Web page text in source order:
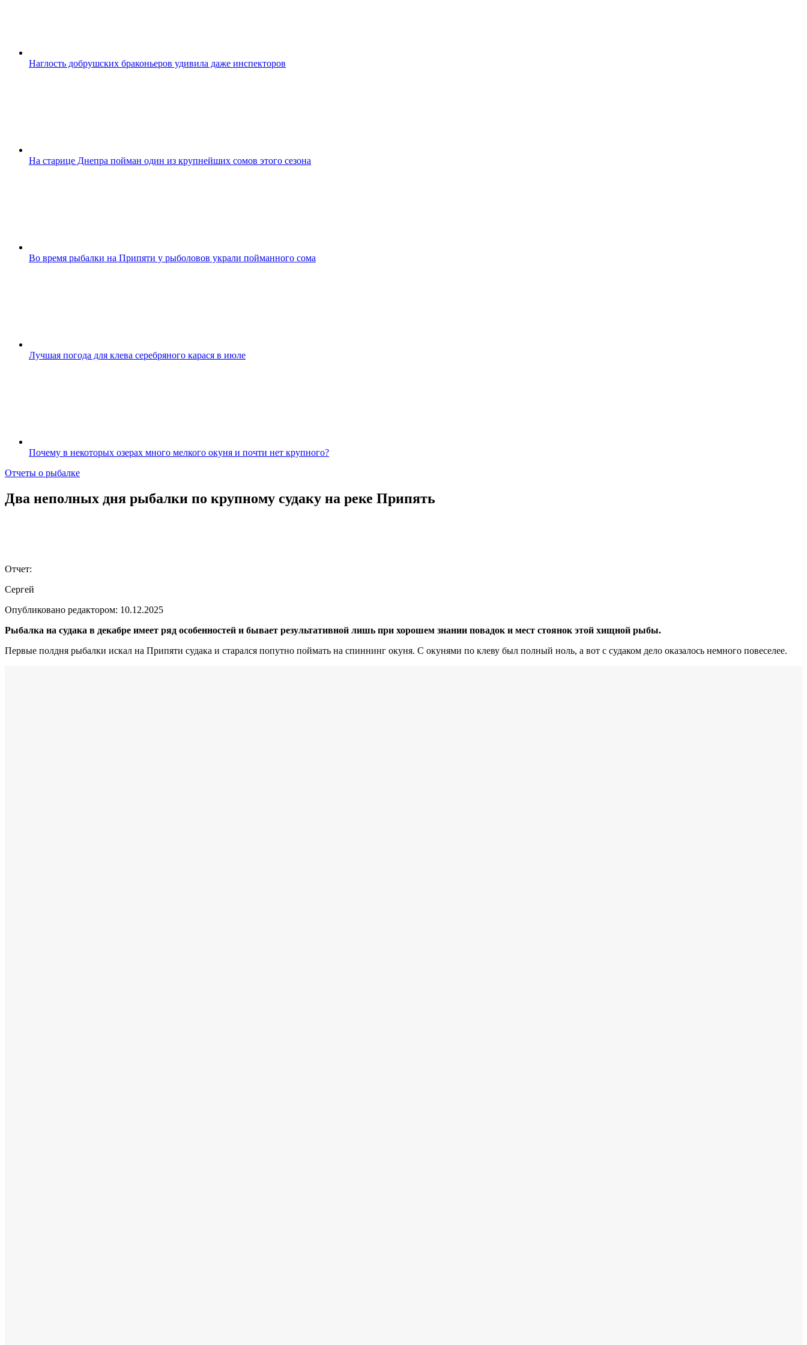
Наглость добрушских браконьеров удивила даже инспекторов
На старице Днепра пойман один из крупнейших сомов этого сезона
Во время рыбалки на Припяти у рыболовов украли пойманного сома
Лучшая погода для клева серебряного карася в июле
Почему в некоторых озерах много мелкого окуня и почти нет крупного?
Отчеты о рыбалке
Два неполных дня рыбалки по крупному судаку на реке Припять
Отчет:
Сергей
Опубликовано редактором: 10.12.2025
Рыбалка на судака в декабре имеет ряд особенностей и бывает результативной лишь при хорошем знании повадок и мест стоянок этой хищной рыбы.
Первые полдня рыбалки искал на Припяти судака и старался попутно поймать на спиннинг окуня. С окунями по клеву был полный ноль, а вот с судаком дело оказалось немного повеселее.